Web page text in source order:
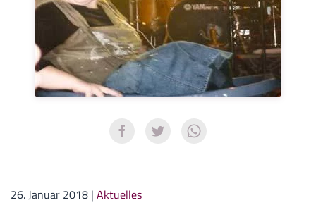
26. Januar 2018 | Aktuelles